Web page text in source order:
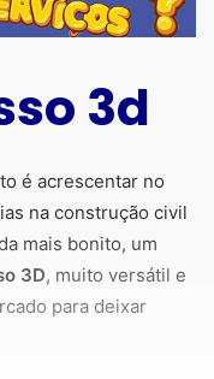
3d
é acrescentar no
na construção civil
mais bonito, um
3D, muito versátil e
para deixar